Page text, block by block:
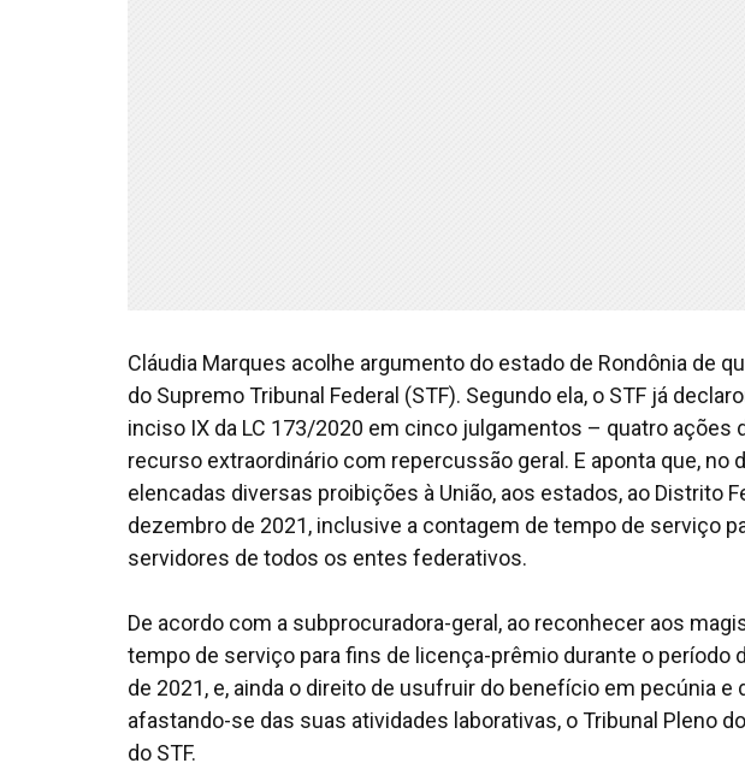
Cláudia Marques acolhe argumento do estado de Rondônia de
do Supremo Tribunal Federal (STF). Segundo ela, o STF já
inciso IX da LC 173/2020 em cinco julgamentos – quatro
recurso extraordinário com repercussão geral. E aponta que, no
elencadas diversas proibições à União, aos estados, ao Distrito
dezembro de 2021, inclusive a contagem de tempo de serviço
servidores de todos os entes federativos.
De acordo com a subprocuradora-geral, ao reconhecer aos
tempo de serviço para fins de licença-prêmio durante o período
de 2021, e, ainda o direito de usufruir do benefício em pecúnia
afastando-se das suas atividades laborativas, o Tribunal Pleno
do STF.